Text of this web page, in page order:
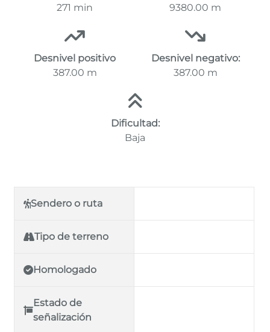
271 min
9380.00 m
Desnivel positivo
387.00 m
Desnivel negativo:
387.00 m
Dificultad:
Baja
Sendero o ruta
Tipo de terreno
Homologado
Estado de
señalización